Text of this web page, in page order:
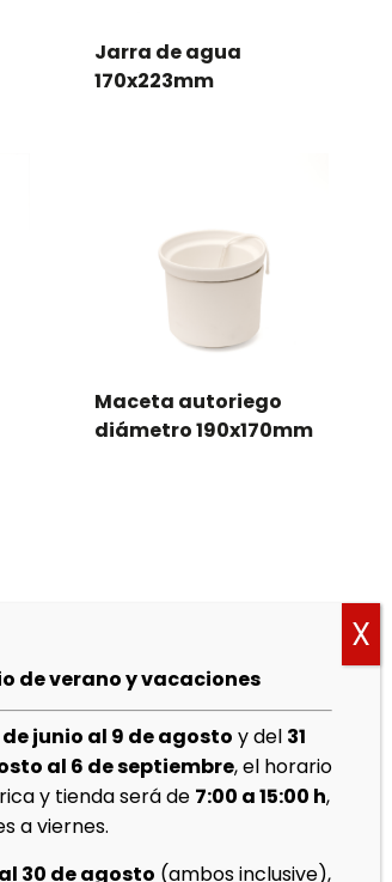
Jarra de agua
170x223mm
Maceta autoriego
diámetro 190x170mm
de verano y vacaciones
de junio al 9 de agosto y del 31
al 6 de septiembre, el horario
y tienda será de 7:00 a 15:00 h,
a viernes.
30 de agosto (ambos inclusive),